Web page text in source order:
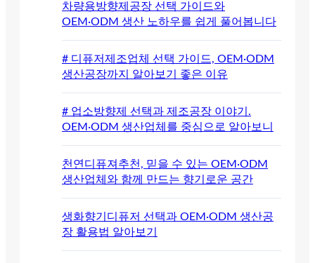
차량용방향제공장 선택 가이드와
OEM·ODM 생산 노하우를 쉽게 풀어봅니다
# 디퓨저제조업체 선택 가이드, OEM·ODM
생산공장까지 알아보기 좋은 이유
# 업소방향제 선택과 제조공장 이야기.
OEM·ODM 생산업체를 중심으로 알아보니
천연디퓨져추천, 믿을 수 있는 OEM·ODM
생산업체와 함께 만드는 향기로운 공간
생화향기디퓨저 선택과 OEM·ODM 생산공
장 활용법 알아보기